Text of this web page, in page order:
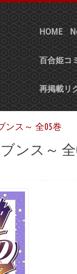
HOME
百合姫コ
再掲載リ
ンス～ 全05巻
ンス～ 全